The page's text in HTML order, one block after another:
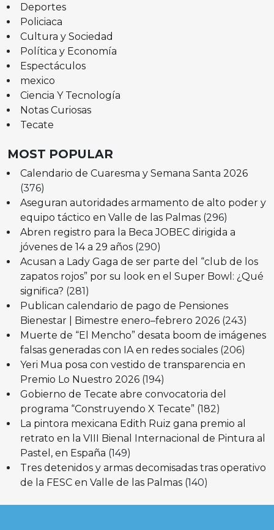
Deportes
Policiaca
Cultura y Sociedad
Política y Economía
Espectáculos
mexico
Ciencia Y Tecnología
Notas Curiosas
Tecate
MOST POPULAR
Calendario de Cuaresma y Semana Santa 2026
(376)
Aseguran autoridades armamento de alto poder y
equipo táctico en Valle de las Palmas (296)
Abren registro para la Beca JOBEC dirigida a
jóvenes de 14 a 29 años (290)
Acusan a Lady Gaga de ser parte del “club de los
zapatos rojos” por su look en el Super Bowl: ¿Qué
significa? (281)
Publican calendario de pago de Pensiones
Bienestar | Bimestre enero–febrero 2026 (243)
Muerte de “El Mencho” desata boom de imágenes
falsas generadas con IA en redes sociales (206)
Yeri Mua posa con vestido de transparencia en
Premio Lo Nuestro 2026 (194)
Gobierno de Tecate abre convocatoria del
programa “Construyendo X Tecate” (182)
La pintora mexicana Edith Ruiz gana premio al
retrato en la VIII Bienal Internacional de Pintura al
Pastel, en España (149)
Tres detenidos y armas decomisadas tras operativo
de la FESC en Valle de las Palmas (140)